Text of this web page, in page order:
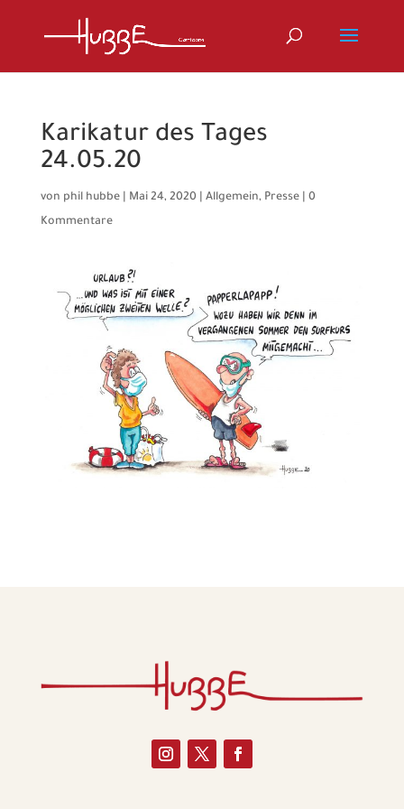
Karikatur des Tages
24.05.20
von phil hubbe| Mai 24, 2020| Allgemein, Presse| 0
Kommentare